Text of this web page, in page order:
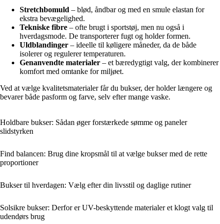
Stretchbomuld – blød, åndbar og med en smule elastan for
ekstra bevægelighed.
Tekniske fibre – ofte brugt i sportstøj, men nu også i
hverdagsmode. De transporterer fugt og holder formen.
Uldblandinger – ideelle til køligere måneder, da de både
isolerer og regulerer temperaturen.
Genanvendte materialer – et bæredygtigt valg, der kombinerer
komfort med omtanke for miljøet.
Ved at vælge kvalitetsmaterialer får du bukser, der holder længere og
bevarer både pasform og farve, selv efter mange vaske.
Holdbare bukser: Sådan øger forstærkede sømme og paneler
slidstyrken
Find balancen: Brug dine kropsmål til at vælge bukser med de rette
proportioner
Bukser til hverdagen: Vælg efter din livsstil og daglige rutiner
Solsikre bukser: Derfor er UV-beskyttende materialer et klogt valg til
udendørs brug